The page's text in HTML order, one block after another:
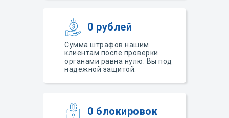
Сумма штрафов нашим
клиентам после проверки
органами равна нулю. Вы под
надежной защитой.
0 рублей
0 блокировок